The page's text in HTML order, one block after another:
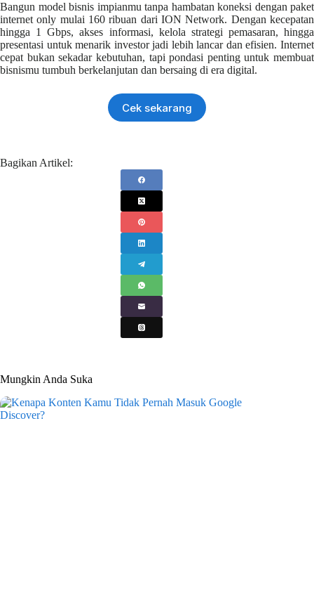
Bangun model bisnis impianmu tanpa hambatan koneksi dengan paket
internet only mulai 160 ribuan dari ION Network. Dengan kecepatan
hingga 1 Gbps, akses informasi, kelola strategi pemasaran, hingga
presentasi untuk menarik investor jadi lebih lancar dan efisien. Internet
cepat bukan sekadar kebutuhan, tapi pondasi penting untuk membuat
bisnismu tumbuh berkelanjutan dan bersaing di era digital.
Cek sekarang
Bagikan Artikel:
Mungkin Anda Suka